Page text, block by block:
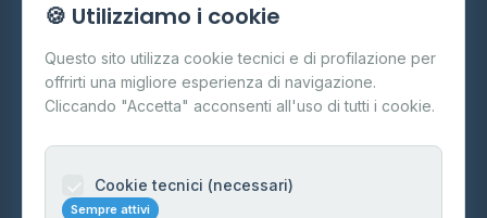
Cos'è il GPL
FAQ
Contatti
Informazioni legali
🍪 Utilizziamo i cookie
Questo sito utilizza cookie tecnici e di profilazione per
offrirti una migliore esperienza di navigazione.
Cliccando "Accetta" acconsenti all'uso di tutti i cookie.
Cookie tecnici (necessari)
Sempre attivi